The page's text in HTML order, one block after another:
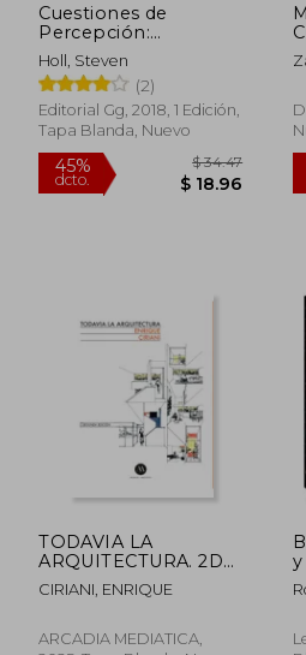
Cuestiones de
Percepción:
Fenomenología de la
Arquitectura
Holl, Steven
(2)
Editorial Gg, 2018, 1 Edición,
Tapa Blanda, Nuevo
45%
TODAVIA LA
ARQUITECTURA. 2DA
EDICION
CIRIANI, ENRIQUE
ARCADIA MEDIATICA,